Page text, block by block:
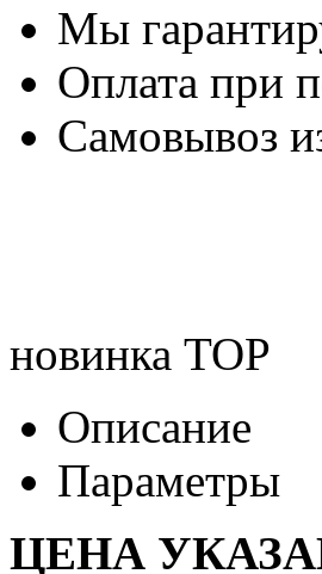
Мы
Оплата при
Самовывоз
новинка TOP
Описание
Параметры
ЦЕНА